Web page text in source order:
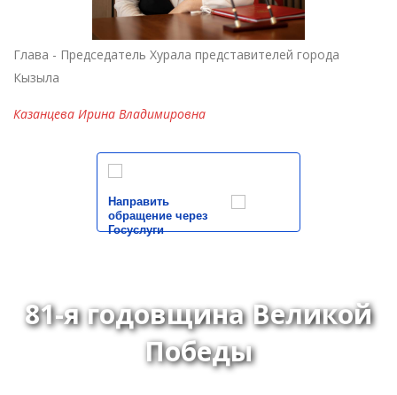
Глава - Председатель Хурала представителей города
Кызыла
Казанцева Ирина Владимировна
Направить
обращение через
Госуслуги
81-я годовщина Великой
Победы